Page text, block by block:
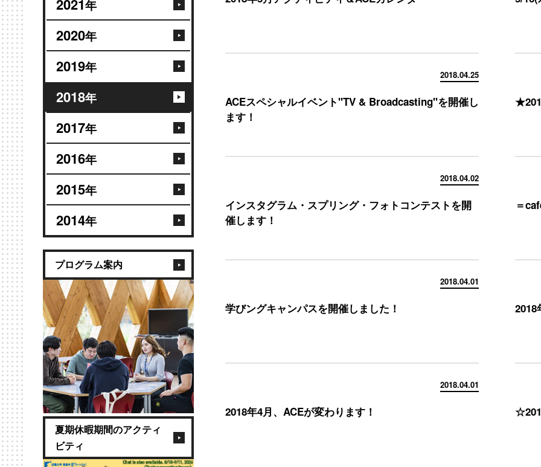
2021年
2020年
2019年
2018年
2017年
2016年
2015年
2014年
プログラム案内
夏期休暇期間のアクティ
ビティ
2018.04.25
ACEスペシャルイベント"TV & Broadcasting"を開催し
ます！
2018.04.02
インスタグラム・スプリング・フォトコンテストを開
催します！
＝
2018.04.01
学びングキャンパスを開催しました！ 2018
2018.04.01
2018年4月、ACEが変わります！